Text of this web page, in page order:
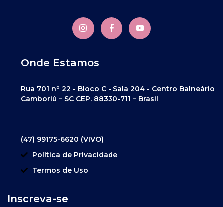
Onde Estamos
Rua 701 nº 22 - Bloco C - Sala 204 - Centro Balneário
Camboriú – SC CEP. 88330-711 – Brasil
(47) 99175-6620 (VIVO)
Política de Privacidade
Termos de Uso
Inscreva-se